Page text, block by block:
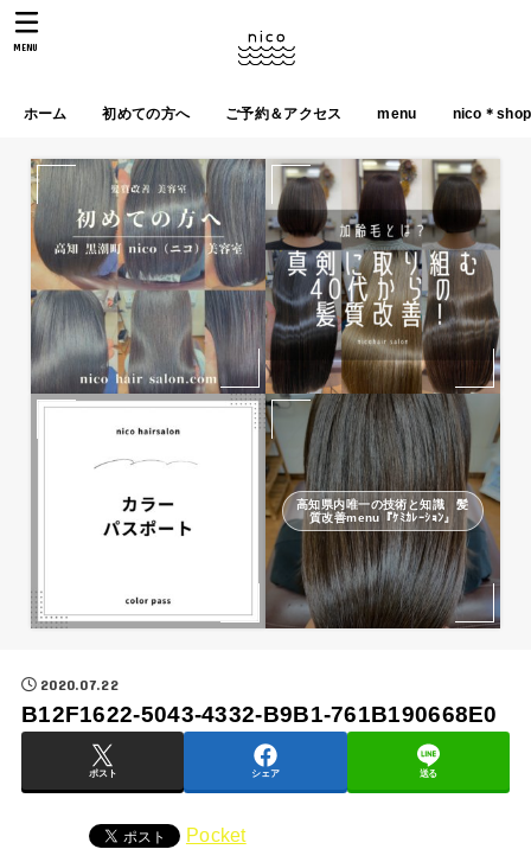
ホーム 初めての方へ ご予約＆アクセス menu nico＊shop
MENU
高知県内唯一の技術と知識 髪
質改善menu『ｹﾐｶﾚｰｼｮﾝ』
2020.07.22
B12F1622-5043-4332-B9B1-761B190668E0
ポスト シェア 送る
Pocket